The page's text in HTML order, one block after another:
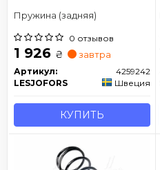
Пружина (задняя)
0 отзывов
1 926 ₴ завтра
Артикул:
4259242
LESJOFORS
Швеция
КУПИТЬ